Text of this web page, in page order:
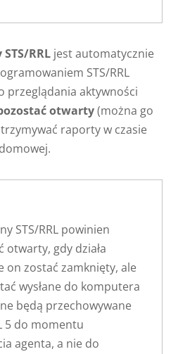
RRL jest automatycznie
STS/RRL
przeglądania aktywności
otwarty(można go
raporty w czasie
STS/RRL powinien
otwarty, gdy działa
on zostać zamknięty, ale
wysłane do komputera
będą przechowywane
5 do momentu
agenta, a nie do